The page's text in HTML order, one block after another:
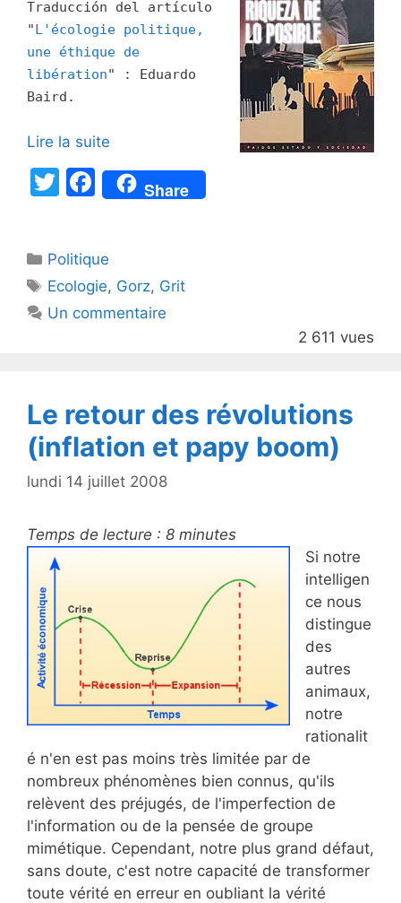
Traducción del artículo
" L'écologie politique,
une éthique de
libération" : Eduardo
Baird.
Lire la suite
T
er
F
a
e
b
o
Share
Catégories
Politique
Étiquettes
Ecologie, Gorz, Grit
Un commentaire
2 611 vues
Le retour des révolutions
(inflation et papy boom)
lundi 14 juillet 2008
Temps de lecture : 8 minutes
Si notre
intelligen
ce nous
distingue
des
autres
animaux,
notre
rationalit
é n'en est pas moins très limitée par de
nombreux phénomènes bien connus, qu'ils
relèvent des préjugés, de l'imperfection de
l'information ou de la pensée de groupe
mimétique. Cependant, notre plus grand défaut,
sans doute, c'est notre capacité de transformer
toute vérité en erreur en oubliant la vérité